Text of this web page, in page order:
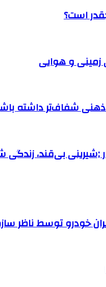
است؟
زمینی و هوایی
شفاف‌تر داشته
بی‌قند، زندگی
خودرو توسط ناظر